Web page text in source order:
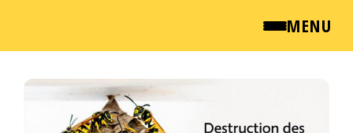
MENU
QUI SOMMES NOUS ?
NEWSROOM